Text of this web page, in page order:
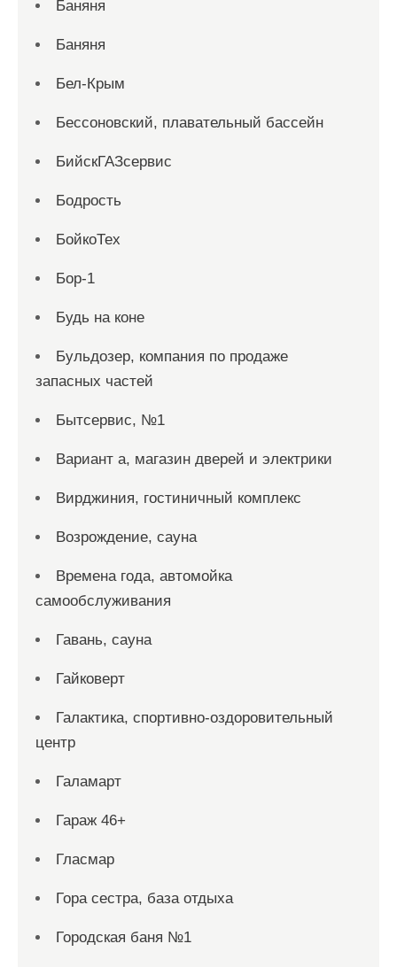
Баняня
Баняня
Бел-Крым
Бессоновский, плавательный бассейн
БийскГАЗсервис
Бодрость
БойкоТех
Бор-1
Будь на коне
Бульдозер, компания по продаже
запасных частей
Бытсервис, №1
Вариант а, магазин дверей и электрики
Вирджиния, гостиничный комплекс
Возрождение, сауна
Времена года, автомойка
самообслуживания
Гавань, сауна
Гайковерт
Галактика, спортивно-оздоровительный
центр
Галамарт
Гараж 46+
Гласмар
Гора сестра, база отдыха
Городская баня №1